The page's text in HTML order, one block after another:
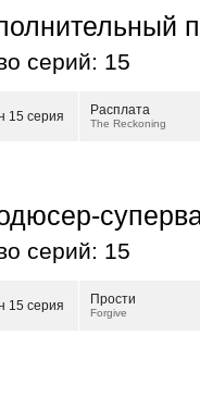
серий: 15
15 серия Расплата
The Reckoning
серий: 15
15 серия Прости
Forgive